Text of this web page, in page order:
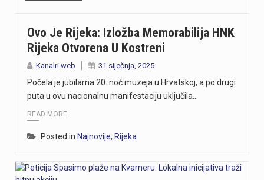
Ovo Je Rijeka: Izložba Memorabilija HNK
Rijeka Otvorena U Kostreni
Kanalri.web 31 siječnja, 2025
Počela je jubilarna 20. noć muzeja u Hrvatskoj, a po drugi
puta u ovu nacionalnu manifestaciju uključila…
READ MORE
Posted in Najnovije, Rijeka